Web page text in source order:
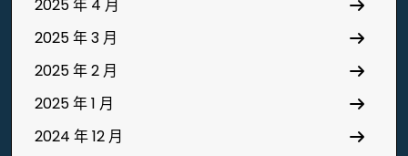
2025 年 4 月
2025 年 3 月
2025 年 2 月
2025 年 1 月
2024 年 12 月